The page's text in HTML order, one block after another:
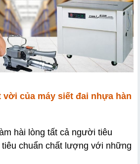
vời của máy siết đai nhựa hàn
hài lòng tất cả người tiêu
chuẩn chất lượng với những